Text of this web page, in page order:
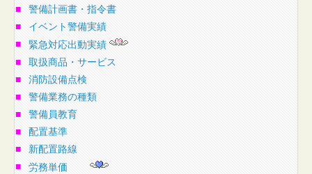
■
警備計画書・指令書
■
イベント警備実績
■
緊急対応出動実績
■
取扱商品・サービス
■
消防設備点検
■
警備業務の種類
■
警備員教育
■
配置基準
■
新配置路線
■
労務単価